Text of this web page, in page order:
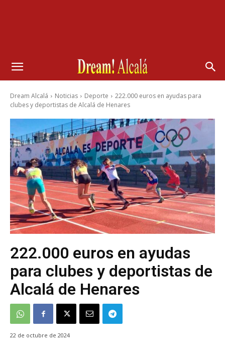
Dream Alcalá Noticias Deporte
222.000 euros en ayudas para
clubes y deportistas de Alcalá de Henares
222.000 euros en ayudas
para clubes y deportistas de
Alcalá de Henares
22 de octubre de 2024